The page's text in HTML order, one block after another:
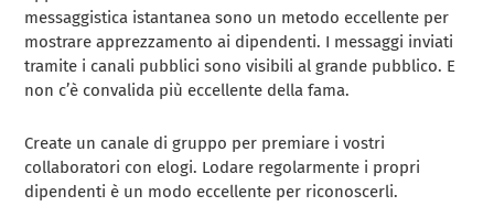
messaggistica istantanea sono un metodo eccellente per
mostrare apprezzamento ai dipendenti. I messaggi inviati
tramite i canali pubblici sono visibili al grande pubblico. E
non c’è convalida più eccellente della fama.
Create un canale di gruppo per premiare i vostri
collaboratori con elogi. Lodare regolarmente i propri
dipendenti è un modo eccellente per riconoscerli.